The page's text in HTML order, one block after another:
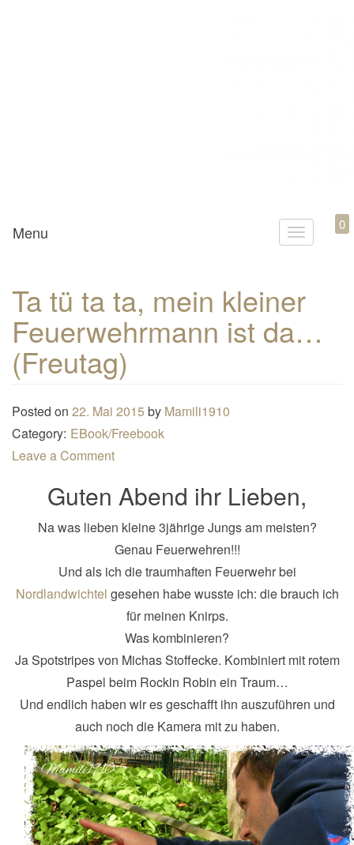
Mamili1910
T
g
e
t
i
Menu 0
Ta tü ta ta, mein kleiner
Feuerwehrmann ist da…
(Freutag)
Posted on 22. Mai 2015 by Mamili1910
Category: EBook/Freebook
Leave a Comment
Guten Abend ihr Lieben,
Na was lieben kleine 3jährige Jungs am meisten?
Genau Feuerwehren!!!
Und als ich die traumhaften Feuerwehr bei
Nordlandwichtel gesehen habe wusste ich: die brauch ich
für meinen Knirps.
Was kombinieren?
JaSpotstripes von Michas Stoffecke. Kombiniert mit rotem
Paspel beim Rockin Robin ein Traum…
Und endlich haben wir es geschafft ihn auszuführen und
auch noch die Kamera mit zu haben.